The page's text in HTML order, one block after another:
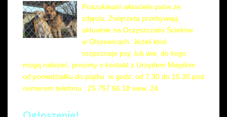
Poszukiwani właściele psów ze
zdjęcia. Zwięrzeta przebywają
aktualnie na Oczyszczalni Ścieków
w Olszewicach. Jeżeli ktoś
rozpoznaje psy, lub wie, do kogo
mogą należeć, prosimy o kontakt z Urzędem Miejskim
od poniedziałku do piątku w godz. od 7.30 do 15.30 pod
numerem telefonu : 25 757 66 18 wew. 24.